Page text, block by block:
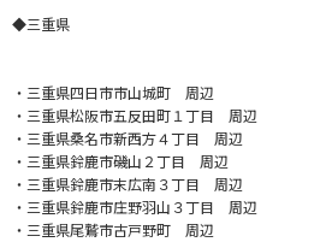
◆三重県
・三重県四日市市山城町 周辺
・三重県松阪市五反田町１丁目 周辺
・三重県桑名市新西方４丁目 周辺
・三重県鈴鹿市磯山２丁目 周辺
・三重県鈴鹿市末広南３丁目 周辺
・三重県鈴鹿市庄野羽山３丁目 周辺
・三重県尾鷲市古戸野町 周辺